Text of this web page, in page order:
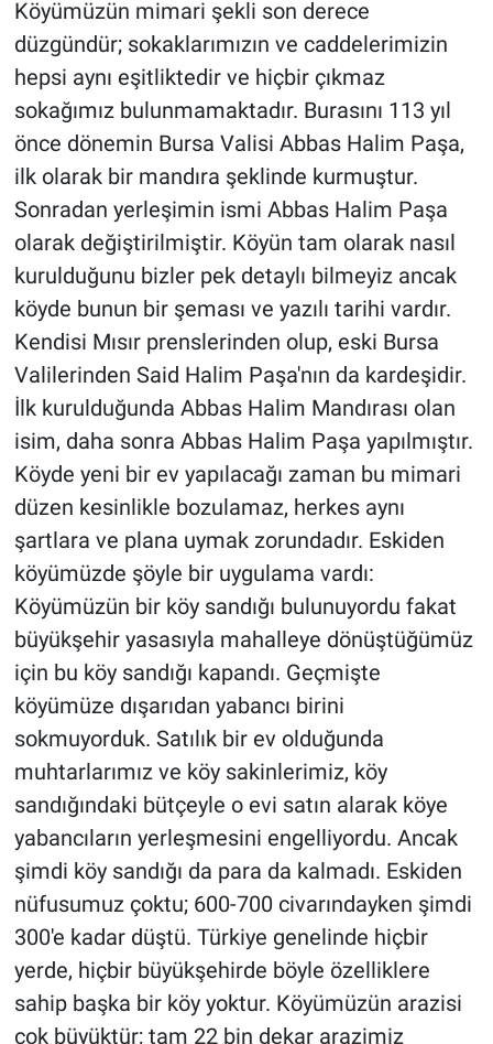
Köyümüzün mimari şekli son derece
düzgündür; sokaklarımızın ve caddelerimizin
hepsi aynı eşitliktedir ve hiçbir çıkmaz
sokağımız bulunmamaktadır. Burasını 113 yıl
önce dönemin Bursa Valisi Abbas Halim Paşa,
ilk olarak bir mandıra şeklinde kurmuştur.
Sonradan yerleşimin ismi Abbas Halim Paşa
olarak değiştirilmiştir. Köyün tam olarak nasıl
kurulduğunu bizler pek detaylı bilmeyiz ancak
köyde bunun bir şeması ve yazılı tarihi vardır.
Kendisi Mısır prenslerinden olup, eski Bursa
Valilerinden Said Halim Paşa'nın da kardeşidir.
İlk kurulduğunda Abbas Halim Mandırası olan
isim, daha sonra Abbas Halim Paşa yapılmıştır.
Köyde yeni bir ev yapılacağı zaman bu mimari
düzen kesinlikle bozulamaz, herkes aynı
şartlara ve plana uymak zorundadır. Eskiden
köyümüzde şöyle bir uygulama vardı:
Köyümüzün bir köy sandığı bulunuyordu fakat
büyükşehir yasasıyla mahalleye dönüştüğümüz
için bu köy sandığı kapandı. Geçmişte
köyümüze dışarıdan yabancı birini
sokmuyorduk. Satılık bir ev olduğunda
muhtarlarımız ve köy sakinlerimiz, köy
sandığındaki bütçeyle o evi satın alarak köye
yabancıların yerleşmesini engelliyordu. Ancak
şimdi köy sandığı da para da kalmadı. Eskiden
nüfusumuz çoktu; 600-700 civarındayken şimdi
300'e kadar düştü. Türkiye genelinde hiçbir
yerde, hiçbir büyükşehirde böyle özelliklere
sahip başka bir köy yoktur. Köyümüzün arazisi
çok büyüktür; tam 22 bin dekar arazimiz